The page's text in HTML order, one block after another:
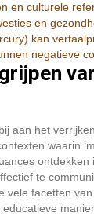
en culturele
en
kan
negatieve
aan het
waarin
te
facetten van
manier.